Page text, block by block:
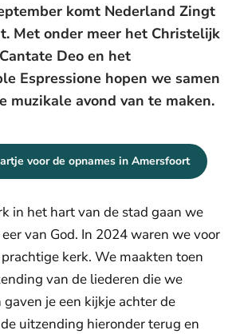
komt Nederland Zingt
Met onder meer het Christelijk
Deo en het
Espressione hopen we samen
muzikale avond van te maken.
voor de opnames in Amersfoort
in het hart van de stad gaan we
van God. In 2024 waren we voor
kerk. We maakten toen
van de liederen die we
gaven je een kijkje achter de
uitzending hieronder terug en